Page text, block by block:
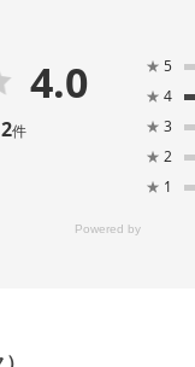
4.0
2件
★ 5
★ 4
★ 3
★ 2
★ 1